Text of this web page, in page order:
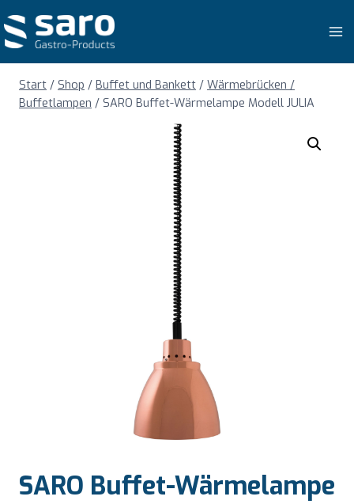
Inhalt
springen
Start / Shop / Buffet und Bankett / Wärmebrücken /
Buffetlampen / SARO Buffet-Wärmelampe Modell JULIA
SARO Buffet-Wärmelampe